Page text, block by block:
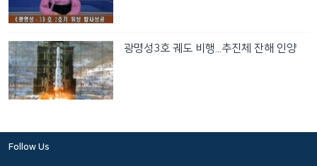
광명성3호 궤도 비행...추진체 잔해 인양
Follow Us